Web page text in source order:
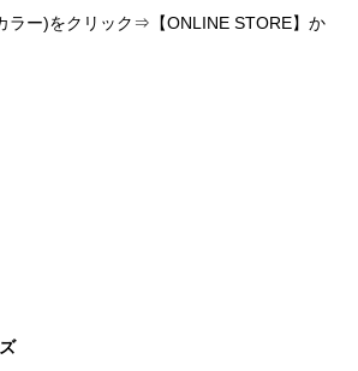
ラー)をクリック⇒【ONLINE STORE】か